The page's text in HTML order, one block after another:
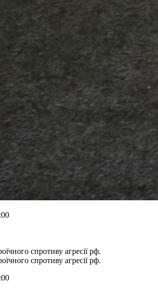
спротиву агресії рф.
спротиву агресії рф.